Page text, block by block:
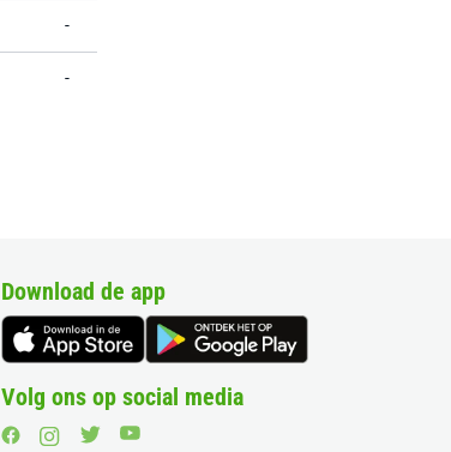
-
-
Download de app
Volg ons op social media